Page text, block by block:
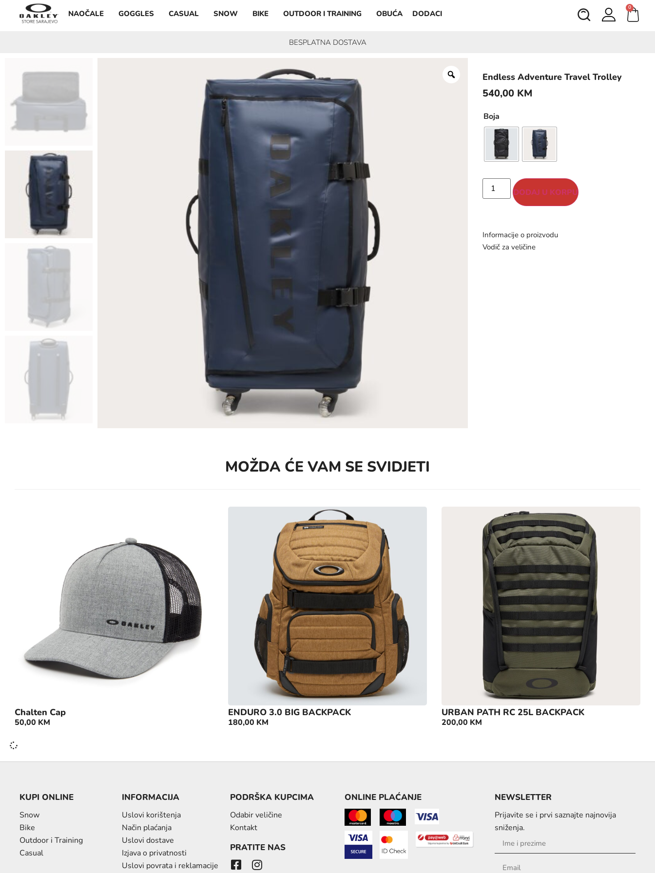
NAOČALE GOGGLES CASUAL SNOW BIKE OUTDOOR I TRAINING OBUĆA DODACI
0
BESPLATNA DOSTAVA
Endless Adventure Travel Trolley
540,00 KM
Boja
DODAJ U KORPU
Informacije o proizvodu
Vodič za veličine
MOŽDA ĆE VAM SE SVIDJETI
Chalten Cap
50,00 KM
ENDURO 3.0 BIG BACKPACK
180,00 KM
URBAN PATH RC 25L BACKPACK
200,00 KM
KUPI ONLINE
Snow
Bike
Outdoor i Training
Casual
INFORMACIJA
Uslovi korištenja
Način plaćanja
Uslovi dostave
Izjava o privatnosti
Uslovi povrata i reklamacije
PODRŠKA KUPCIMA
Odabir veličine
Kontakt
PRATITE NAS
ONLINE PLAĆANJE NEWSLETTER
Prijavite se i prvi saznajte najnovija
sniženja.